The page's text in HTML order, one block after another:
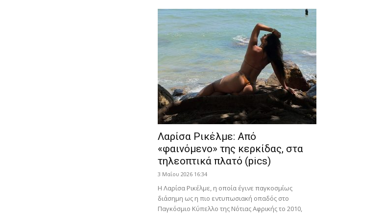
Λαρίσα Ρικέλμε: Από
«φαινόμενο» της κερκίδας, στα
τηλεοπτικά πλατό (pics)
3 Μαΐου 2026 16:34
Η Λαρίσα Ρικέλμε, η οποία έγινε παγκοσμίως
διάσημη ως η πιο εντυπωσιακή οπαδός στο
Παγκόσμιο Κύπελλο της Νότιας Αφρικής το 2010,